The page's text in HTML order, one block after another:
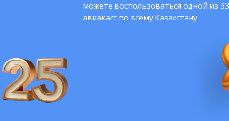
можете воспользоваться одной из 33
авиакасс по всему Казахстану.